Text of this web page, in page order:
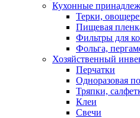
Кухонные
Терки,
Пищевая
Фильтры для
Фольга,
Хозяйственный
Перчатки
Одноразовая
Тряпки,
Клеи
Свечи